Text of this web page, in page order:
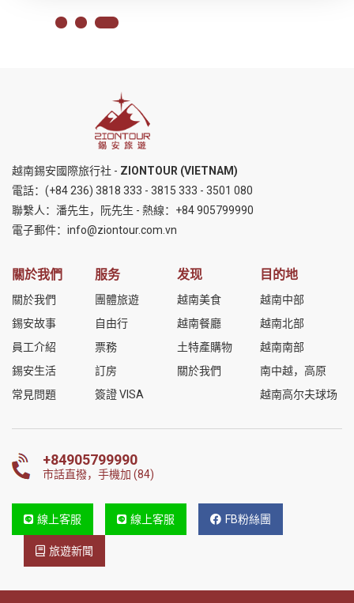
越南錫安國際旅行社 - ZIONTOUR (VIETNAM)
電話： (+84 236) 3818 333 - 3815 333 - 3501 080
聯繫人：潘先生，阮先生 - 熱線： +84 905799990
電子郵件： info@ziontour.com.vn
關於我們
關於我們
錫安故事
員工介紹
錫安生活
常見問題
服务
團體旅遊
自由行
票務
訂房
簽證 VISA
发现
越南美食
越南餐廳
土特產購物
關於我們
目的地
越南中部
越南北部
越南南部
南中越，高原
越南高尔夫球场
+84905799990
市話直撥，手機加 (84)
線上客服 線上客服 FB粉絲團
旅遊新聞